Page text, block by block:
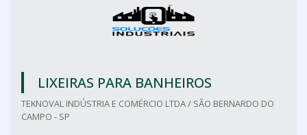
LIXEIRAS PARA BANHEIROS
TEKNOVAL INDÚSTRIA E COMÉRCIO LTDA / SÃO BERNARDO DO
CAMPO - SP